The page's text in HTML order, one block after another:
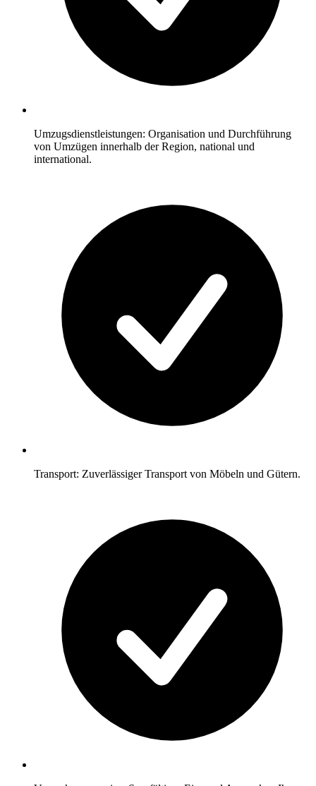
Umzugsdienstleistungen: Organisation und Durchführung
von Umzügen innerhalb der Region, national und
international.
Transport: Zuverlässiger Transport von Möbeln und Gütern.